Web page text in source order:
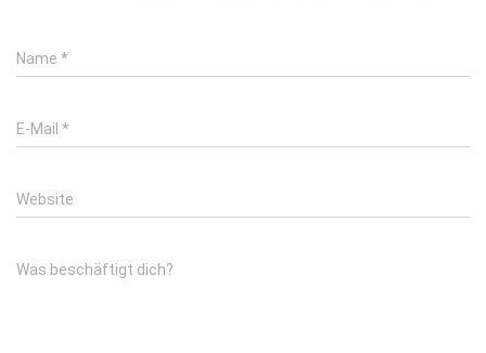
Name *
E-Mail *
Website
Was beschäftigt dich?